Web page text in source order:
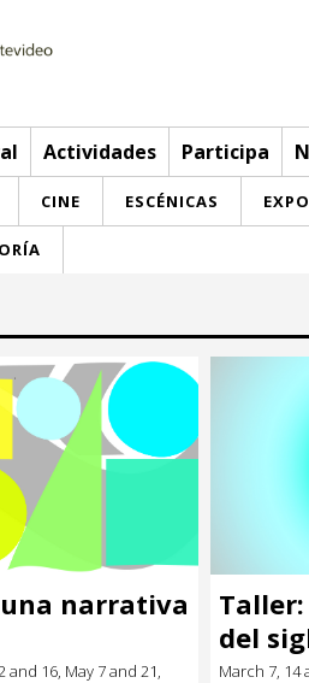
Actividades Participa
CINE ESCÉNICAS
narrativa
16, May 7 and 21,
del
March 7, 14